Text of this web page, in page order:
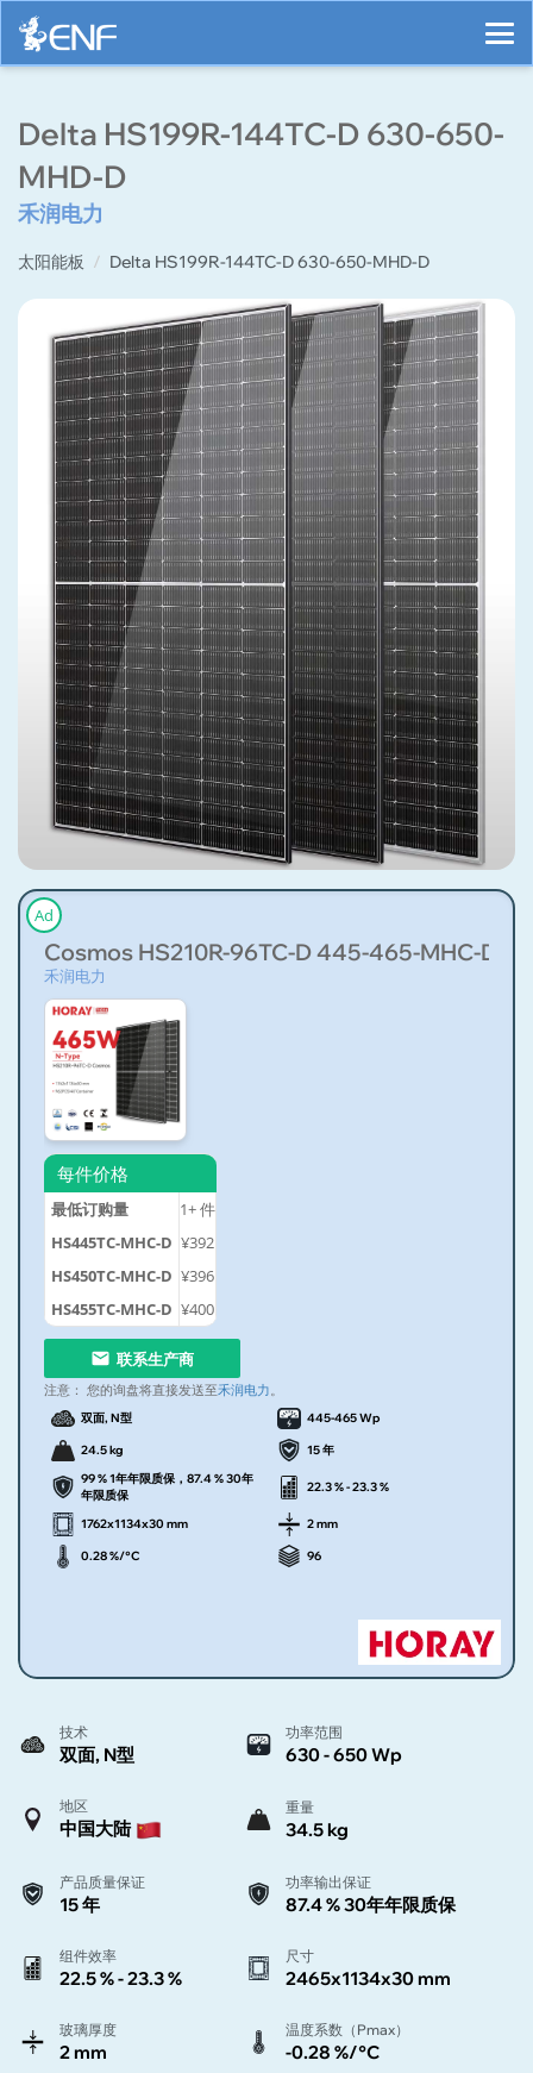
Delta HS199R-144TC-D 630-650-
MHD-D
禾润电力
太阳能板 Delta HS199R-144TC-D 630-650-MHD-D
Ad
Cosmos HS210R-96TC-D 445-465-MHC-D
禾润电力
每件价格
最低订购量 1+件
HS445TC-MHC-D ¥392
HS450TC-MHC-D ¥396
HS455TC-MHC-D ¥400
联系生产商
注意： 您的询盘将直接发送至禾润电力。
双面, N型 445-465 Wp
24.5 kg
15 年
99 % 1年年限质保，87.4 % 30年
年限质保
22.3 % - 23.3 %
1762x1134x30 mm 2 mm
0.28 %/°C 96
技术
双面, N型
功率范围
630 - 650 Wp
地区
中国大陆
重量
34.5 kg
产品质量保证
15 年
功率输出保证
87.4 % 30年年限质保
组件效率
22.5 % - 23.3 %
尺寸
2465x1134x30 mm
玻璃厚度
2 mm
温度系数（Pmax）
-0.28 %/°C